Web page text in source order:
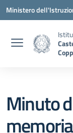
Vai ai contenuti
Vai al menu di
Vai al footer
Ministero
Minuto